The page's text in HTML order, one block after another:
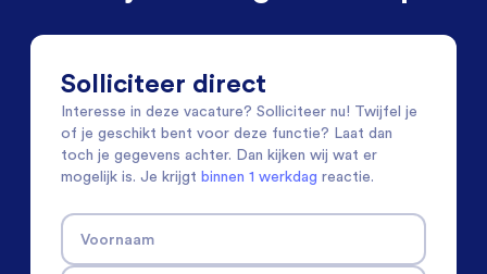
Solliciteer direct
Interesse in deze vacature? Solliciteer nu! Twijfel je
of je geschikt bent voor deze functie? Laat dan
toch je gegevens achter. Dan kijken wij wat er
mogelijk is. Je krijgt binnen 1 werkdag reactie.
Voornaam